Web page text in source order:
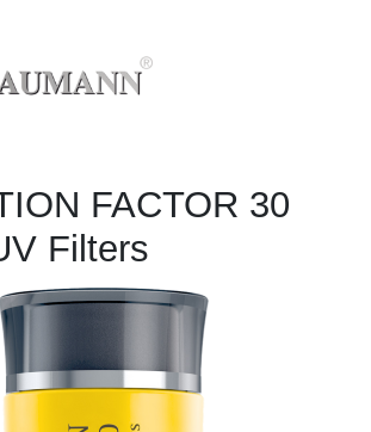
FACTOR 30
Filters